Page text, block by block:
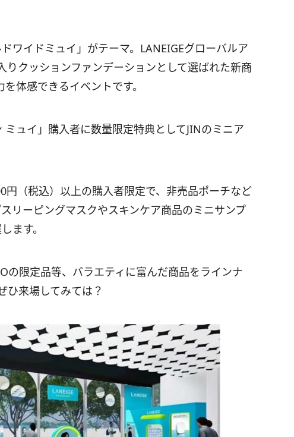
ワイドミュイ​」がテーマ。LANEIGEグローバルア
りクッションファンデーションとして選ばれた新商
体感できるイベントです。
ュイ」購入者に数量限定特典としてJINのミニア
円（税込）以上の購入者限定で、非売品ポーチなど
リーピングマスクやスキンケア商品のミニサンプ
ます。
の限定品等、バラエティに富んだ商品をラインナ
ひ来場してみては？